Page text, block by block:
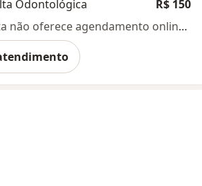
Odontológica
R$ 150
Esse especialista não oferece agendamento online para esse endereço.